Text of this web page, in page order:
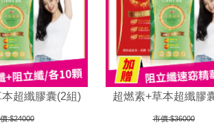
超纖膠囊(2組)
:$24000
超燃素+草本超纖膠
市價:$36000